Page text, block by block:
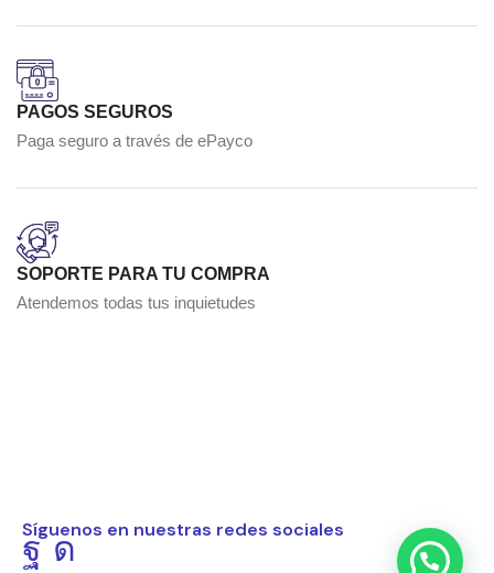
PAGOS SEGUROS
Paga seguro a través de ePayco
SOPORTE PARA TU COMPRA
Atendemos todas tus inquietudes
Síguenos en nuestras redes sociales